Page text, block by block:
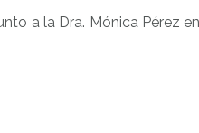
a la Dra. Mónica Pérez